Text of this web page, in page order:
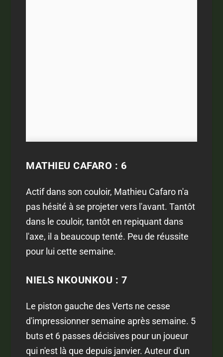
MATHIEU CAFARO : 6
Actif dans son couloir, Mathieu Cafaro n'a
pas hésité à se projeter vers l'avant. Tantôt
dans le couloir, tantôt en repiquant dans
l'axe, il a beaucoup tenté. Peu de réussite
pour lui cette semaine.
NIELS NKOUNKOU : 7
Le piston gauche des Verts ne cesse
d'impressionner semaine après semaine. 5
buts et 6 passes décisives pour un joueur
qui n'est là que depuis janvier. Auteur d'un